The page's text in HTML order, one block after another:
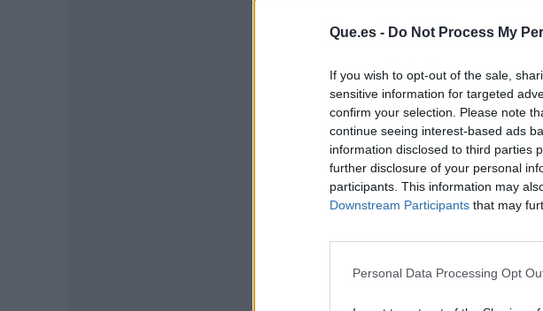
Que.es - Do Not Process My
If you wish to opt-out of the sale,
sensitive information for targeted
confirm your selection. Please note
continue seeing interest-based ads
information disclosed to third parties
further disclosure of your personal
participants. This information may
Downstream Participants that may
Personal Data Processing Opt